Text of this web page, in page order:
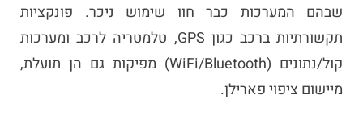
שבהם המערכות כבר חוו שימוש ניכר. פונקציות
תקשורתיות ברכב כגון GPS, טלמטריה לרכב ומערכות
קול/נתונים (WiFi/Bluetooth) מפיקות גם הן תועלת,
מיישום ציפוי פארילן.